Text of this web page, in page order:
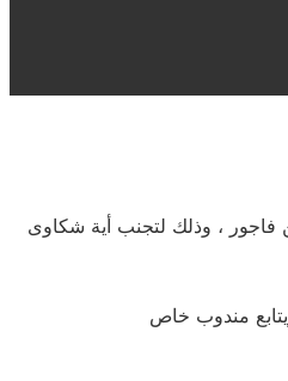
فاجور ، وذلك لتجنب أية شكاوى